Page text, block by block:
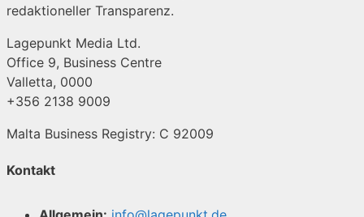
redaktioneller Transparenz.
Lagepunkt Media Ltd.
Office 9, Business Centre
Valletta, 0000
+356 2138 9009
Malta Business Registry: C 92009
Kontakt